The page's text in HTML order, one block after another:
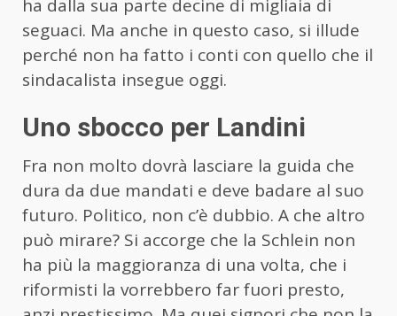
ha dalla sua parte decine di migliaia di
seguaci. Ma anche in questo caso, si illude
perché non ha fatto i conti con quello che il
sindacalista insegue oggi.
Uno sbocco per Landini
Fra non molto dovrà lasciare la guida che
dura da due mandati e deve badare al suo
futuro. Politico, non c’è dubbio. A che altro
può mirare? Si accorge che la Schlein non
ha più la maggioranza di una volta, che i
riformisti la vorrebbero far fuori presto,